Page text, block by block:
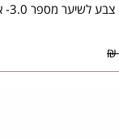
צבע לשיער מספר 3.0- אינואה